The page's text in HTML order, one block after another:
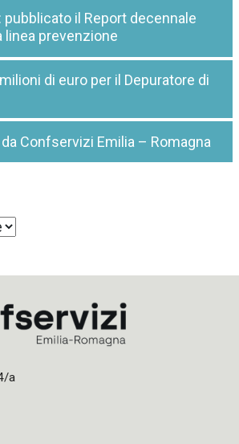
pubblicato il Report decennale
linea prevenzione
di euro per il Depuratore di
Confservizi Emilia – Romagna
a